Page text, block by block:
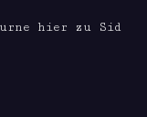
hier zu Sid